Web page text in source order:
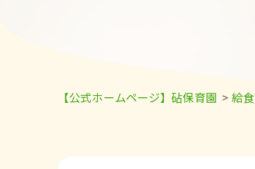
【公式ホームページ】砧保育園 > 給食